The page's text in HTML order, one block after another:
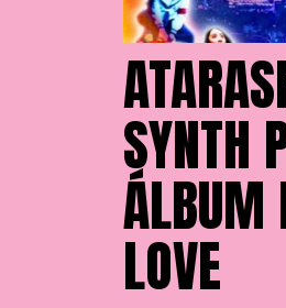
SYNTH
ÁLBUM
LOVE